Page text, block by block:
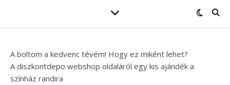
A boltom a kedvenc tévém! Hogy ez miként lehet?
A diszkontdepo webshop oldaláról egy kis ajándék a
színház randira